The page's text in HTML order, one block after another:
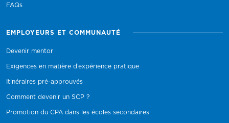
FAQs
EMPLOYEURS ET COMMUNAUTÉ
Devenir mentor
Exigences en matière d’expérience pratique
Itinéraires pré-approuvés
Comment devenir un SCP ?
Promotion du CPA dans les écoles secondaires